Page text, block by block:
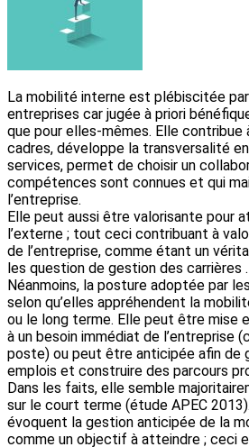
La mobilité interne est plébiscitée
entreprises car jugée à priori
que pour elles-mêmes. Elle contribue
cadres, développe la transversalité
services, permet de choisir un
compétences sont connues et qui
l’entreprise.
Elle peut aussi être valorisante pour
l’externe ; tout ceci contribuant à
de l’entreprise, comme étant un
les question de gestion des carrières .
Néanmoins, la posture adoptée par
selon qu’elles appréhendent la
ou le long terme. Elle peut être mise
à un besoin immédiat de l’entreprise
poste) ou peut être anticipée afin de
emplois et construire des parcours
Dans les faits, elle semble
sur le court terme (étude APEC
évoquent la gestion anticipée de la
comme un objectif à atteindre ; ceci